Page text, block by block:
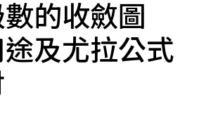
的收斂圖
及尤拉公式